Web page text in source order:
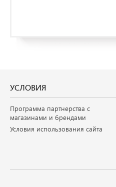
УСЛОВИЯ
Программа партнерства с
магазинами и брендами
Условия использования сайта